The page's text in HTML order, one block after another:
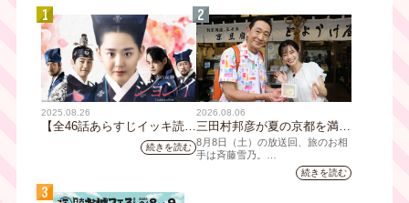
1
2025.08.26
【全46話あらすじイッキ読
み】韓国ドラマ『火の女神
ジョンイ』｜テレビ大阪 9
ート
続きを読む
2
2026.08.06
三田村邦彦が夏の京都を満喫
｜太っ腹な「無限朝食」、住
宅街の隠れ家・角打ち、売り
切れ御免の夏の名物を堪能！
三田村大絶賛！暑い時こそ食
8月8日（土）の放送回、旅のお相
手は斉藤雪乃。
「おとな旅あるき旅」は毎週土曜
続きを読む
3